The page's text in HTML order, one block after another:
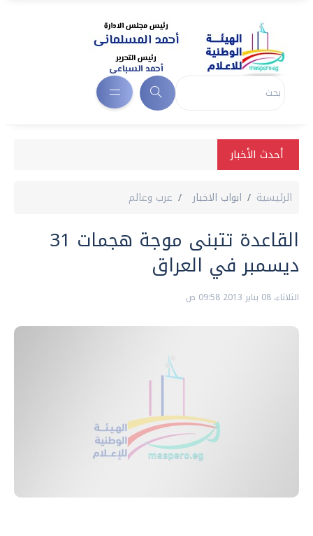
أحدث الأخبار
الرئيسية ابواب الاخبار عرب وعالم
القاعدة تتبنى موجة هجمات 31
ديسمبر في العراق
الثلاثاء، 08 يناير 2013 09:58 ص